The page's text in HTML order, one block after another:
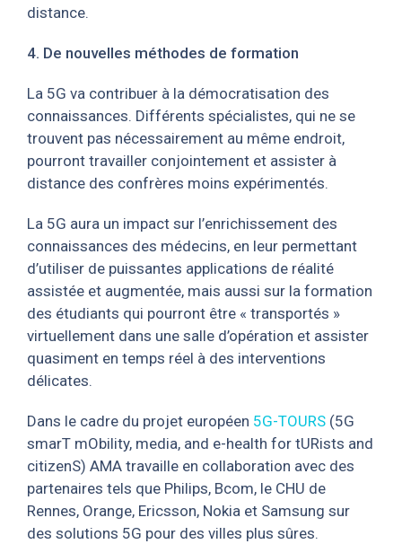
distance.
4. De nouvelles méthodes de formation
La 5G va contribuer à la démocratisation des
connaissances. Différents spécialistes, qui ne se
trouvent pas nécessairement au même endroit,
pourront travailler conjointement et assister à
distance des confrères moins expérimentés.
La 5G aura un impact sur l’enrichissement des
connaissances des médecins, en leur permettant
d’utiliser de puissantes applications de réalité
assistée et augmentée, mais aussi sur la formation
des étudiants qui pourront être « transportés »
virtuellement dans une salle d’opération et assister
quasiment en temps réel à des interventions
délicates.
Dans le cadre du projet européen 5G-TOURS (5G
smarT mObility, media, and e-health for tURists and
citizenS) AMA travaille en collaboration avec des
partenaires tels que Philips, Bcom, le CHU de
Rennes, Orange, Ericsson, Nokia et Samsung sur
des solutions 5G pour des villes plus sûres.